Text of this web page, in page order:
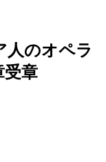
人のオペラ
受章